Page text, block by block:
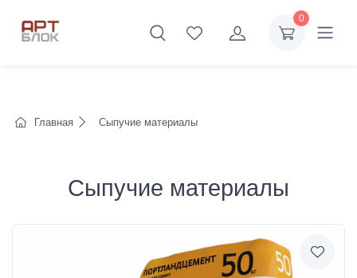
0
Главная Сыпучие материалы
Сыпучие материалы